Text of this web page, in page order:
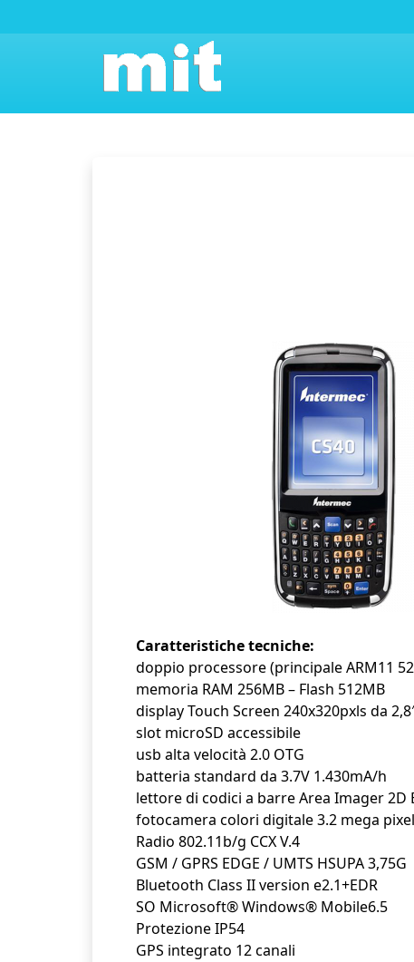
Caratteristiche tecniche:
doppio processore (principale ARM11
memoria RAM 256MB – Flash 512MB
display Touch Screen 240x320pxls da
slot microSD accessibile
usb alta velocità 2.0 OTG
batteria standard da 3.7V 1.430mA/h
lettore di codici a barre Area Imager 2D
fotocamera colori digitale 3.2 mega
Radio 802.11b/g CCX V.4
GSM / GPRS EDGE / UMTS HSUPA 3,75G
Bluetooth Class II version e2.1+EDR
SO Microsoft® Windows® Mobile6.5
Protezione IP54
GPS integrato 12 canali